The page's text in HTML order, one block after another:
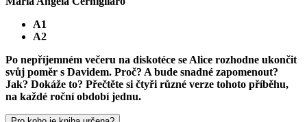
A1
A2
Po nepříjemném večeru na diskotéce se Alice rozhodne ukončit
svůj poměr s Davidem. Proč? A bude snadné zapomenout?
Jak? Dokáže to? Přečtěte si čtyři různé verze tohoto příběhu,
na každé roční období jednu.